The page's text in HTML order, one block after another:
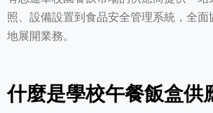
照、設備設置到食品安全管理系統，全
地展開業務。
什麼是學校午餐飯盒供